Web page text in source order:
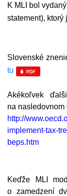
K MLI bol
statement),
Slovenské
tu
Akékoľvek
na nasledovnom
http://
implement-tax-
beps.htm
Keďže MLI
o zamedzení